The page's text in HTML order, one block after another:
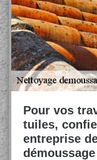
Pour vos
tuiles,
entreprise